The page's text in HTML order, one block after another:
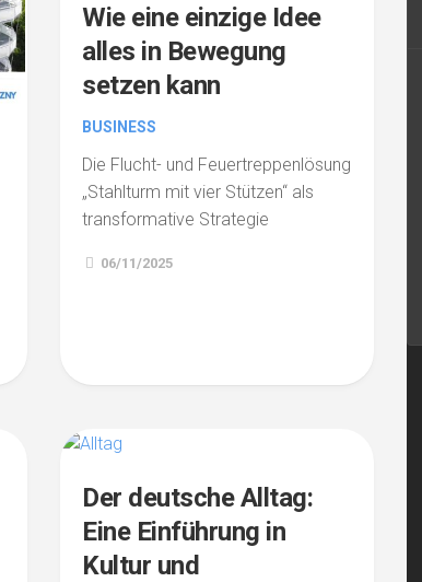
Wie eine einzige Idee
alles in Bewegung
setzen kann
BUSINESS
Die Flucht- und Feuertreppenlösung
„Stahlturm mit vier Stützen“ als
transformative Strategie
06/11/2025
Der deutsche Alltag:
Eine Einführung in
Kultur und